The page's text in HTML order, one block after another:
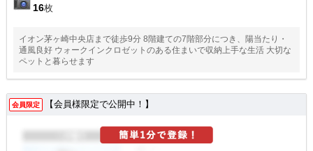
16枚
イオン茅ヶ崎中央店まで徒歩9分 8階建ての7階部分につき、陽当たり・
通風良好 ウォークインクロゼットのある住まいで収納上手な生活 大切な
ペットと暮らせます
会員限定 【会員様限定で公開中！】